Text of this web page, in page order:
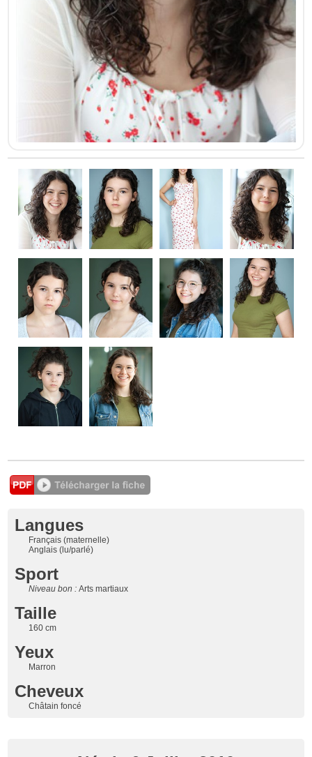
Langues
Français (maternelle)
Anglais (lu/parlé)
Sport
Niveau bon :Arts martiaux
Taille
160 cm
Yeux
Marron
Cheveux
Châtain foncé